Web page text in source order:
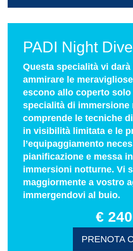
PADI Night
Questa specialità vi
ammirare le
escono allo coperto
specialità di immersione
comprende le tecniche
in visibilità limitata e le
l’equipaggiamento
pianificazione e messa
immersioni notturne. Vi
maggiormente a vostro
immergendovi al buio.
€ 240
PRENOTA